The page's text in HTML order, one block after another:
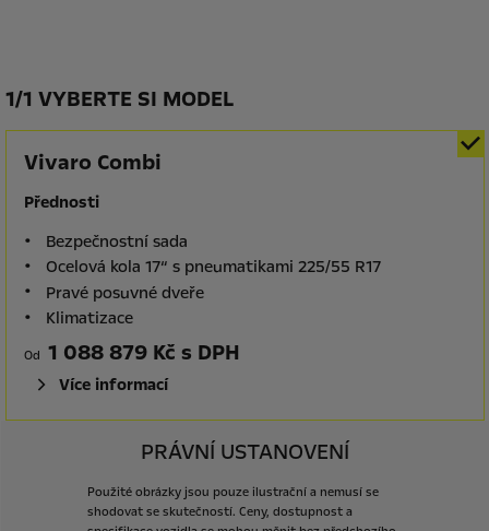
1/1 VYBERTE SI MODEL
Vivaro Combi
Přednosti
Bezpečnostní sada
Ocelová kola 17“ s pneumatikami 225/55 R17
Pravé posuvné dveře
Klimatizace
Od 1 088 879 Kč s DPH
Více informací
PRÁVNÍ USTANOVENÍ
Použité obrázky jsou pouze ilustrační a nemusí se
shodovat se skutečností. Ceny, dostupnost a